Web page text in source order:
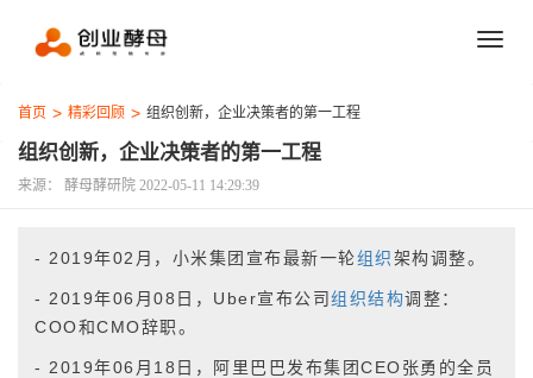
首页 精彩回顾 组织创新，企业决策者的第一工程
组织创新，企业决策者的第一工程
来源： 酵母酵研院 2022-05-11 14:29:39
- 2019年02月，小米集团宣布最新一轮组织架构调整。
- 2019年06月08日，Uber宣布公司组织结构调整：
COO和CMO辞职。
- 2019年06月18日，阿里巴巴发布集团CEO张勇的全员